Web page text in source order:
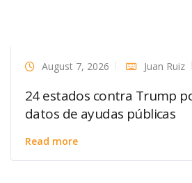
August 7, 2026 Juan Ruiz
24 estados contra Trump
datos de ayudas públicas
Read more